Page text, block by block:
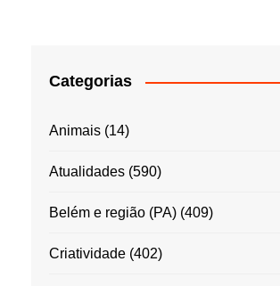
Categorias
Animais(14)
Atualidades(590)
Belém e região (PA)(409)
Criatividade(402)